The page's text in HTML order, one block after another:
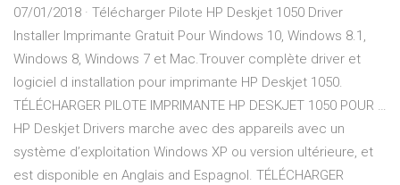
07/01/2018 · Télécharger Pilote HP Deskjet 1050 Driver
Installer Imprimante Gratuit Pour Windows 10, Windows 8.1,
Windows 8, Windows 7 et Mac.Trouver complète driver et
logiciel d installation pour imprimante HP Deskjet 1050.
TÉLÉCHARGER PILOTE IMPRIMANTE HP DESKJET 1050 POUR …
HP Deskjet Drivers marche avec des appareils avec un
système d’exploitation Windows XP ou version ultérieure, et
est disponible en Anglais and Espagnol. TÉLÉCHARGER